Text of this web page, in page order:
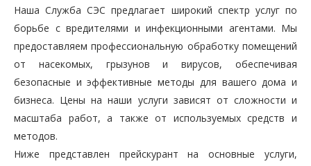
Наша Служба СЭС предлагает широкий спектр услуг по
борьбе с вредителями и инфекционными агентами. Мы
предоставляем профессиональную обработку помещений
от насекомых, грызунов и вирусов, обеспечивая
безопасные и эффективные методы для вашего дома и
бизнеса. Цены на наши услуги зависят от сложности и
масштаба работ, а также от используемых средств и
методов.
Ниже представлен прейскурант на основные услуги,